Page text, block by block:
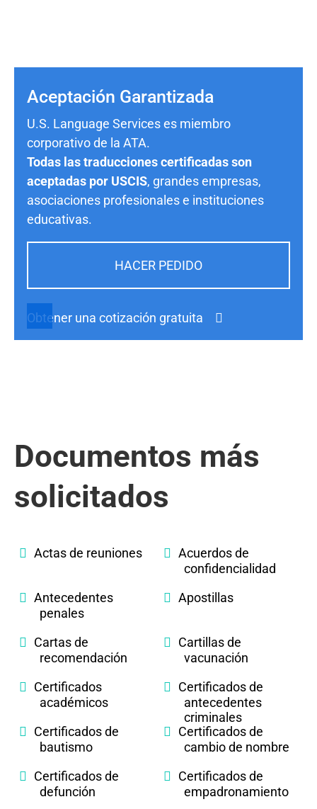
Aceptación Garantizada
U.S. Language Services es miembro
corporativo de la ATA.
Todas las traducciones certificadas son
aceptadas por USCIS, grandes empresas,
asociaciones profesionales e instituciones
educativas.
HACER PEDIDO
Obtener una cotización gratuita
Documentos más
solicitados
Actas de reuniones
Acuerdos de
confidencialidad
Antecedentes
penales
Apostillas
Cartas de
recomendación
Cartillas de
vacunación
Certificados
académicos
Certificados de
antecedentes
criminales
Certificados de
bautismo
Certificados de
cambio de nombre
Certificados de
defunción
Certificados de
empadronamiento